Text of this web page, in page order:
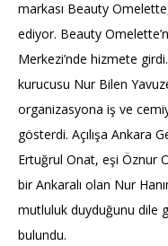
markası Beauty
ediyor. Beauty
Merkezi’nde hizmete
kurucusu Nur Bilen
organizasyona iş ve
gösterdi. Açılışa Ankara
Ertuğrul Onat, eşi Öznur
bir Ankaralı olan Nur
mutluluk duyduğunu dile
bulundu.